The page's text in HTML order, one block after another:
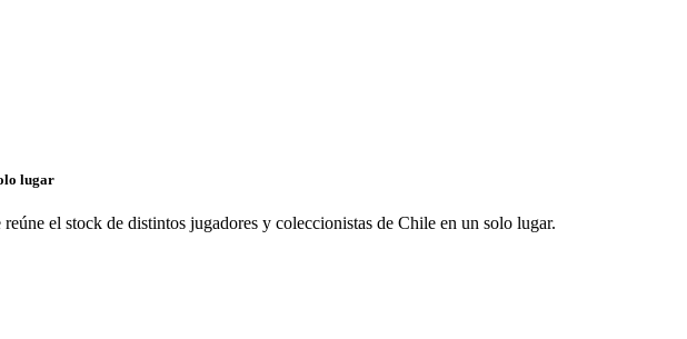
lugar
el stock de distintos jugadores y coleccionistas de Chile en un solo lugar.